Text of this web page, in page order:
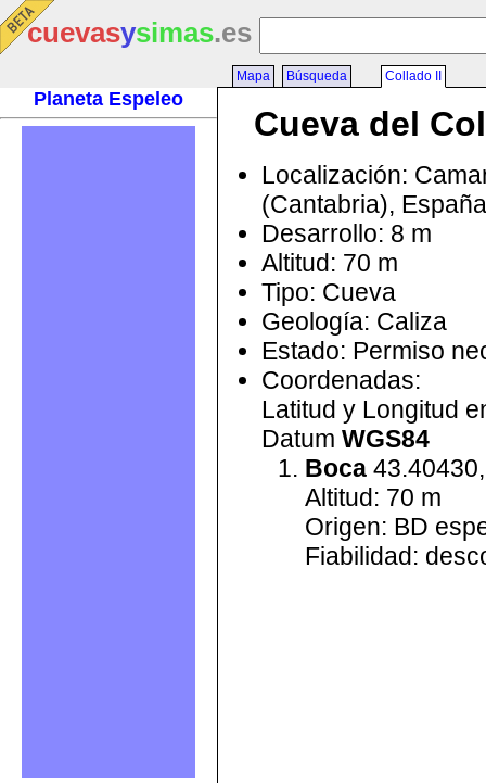
cuevasysimas.es
Planeta Espeleo
Mapa Búsqueda Collado II
Cueva del
Localización:
(Cantabria), España
Desarrollo: 8 m
Altitud: 70 m
Tipo: Cueva
Geología: Caliza
Estado: Permiso
Coordenadas:
Latitud y Longitud
Datum WGS84
Boca
Altitud: 70 m
Origen: BD
Fiabilidad: